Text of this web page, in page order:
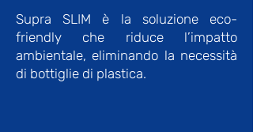
Supra SLIM è la soluzione eco-
friendly che riduce l’impatto
ambientale, eliminando la necessità
di bottiglie di plastica.